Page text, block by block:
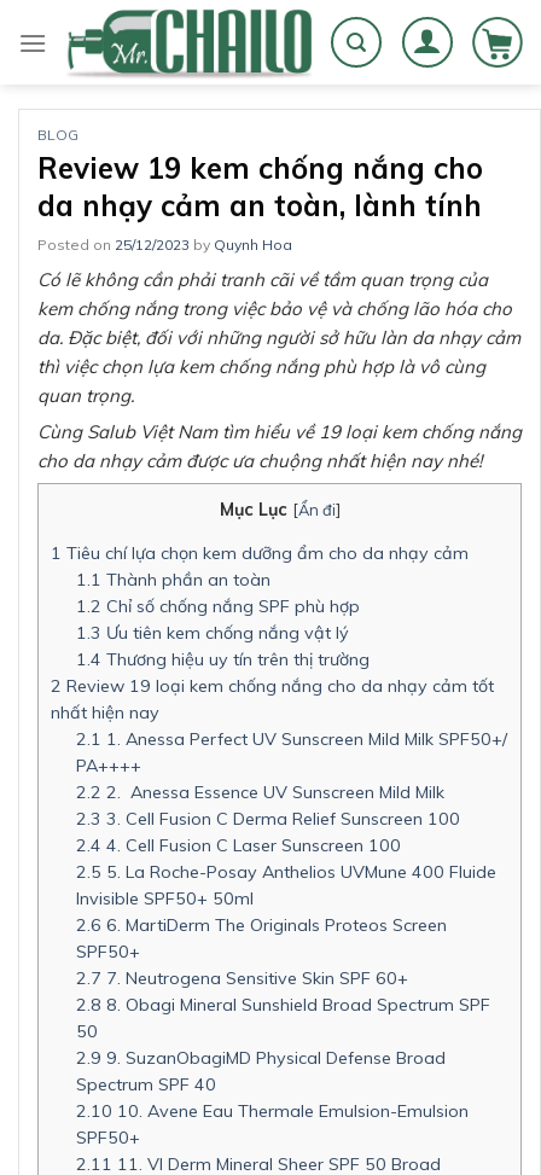
BLOG
Review 19 kem chống nắng cho
da nhạy cảm an toàn, lành tính
Posted on 25/12/2023 by Quynh Hoa
Có lẽ không cần phải tranh cãi về tầm quan trọng của
kem chống nắng trong việc bảo vệ và chống lão hóa cho
da. Đặc biệt, đối với những người sở hữu làn da nhạy cảm
thì việc chọn lựa kem chống nắng phù hợp là vô cùng
quan trọng.
Cùng Salub Việt Nam tìm hiểu về 19 loại kem chống nắng
cho da nhạy cảm được ưa chuộng nhất hiện nay nhé!
Mục Lục [Ẩn đi]
1 Tiêu chí lựa chọn kem dưỡng ẩm cho da nhạy cảm
1.1 Thành phần an toàn
1.2 Chỉ số chống nắng SPF phù hợp
1.3 Ưu tiên kem chống nắng vật lý
1.4 Thương hiệu uy tín trên thị trường
2 Review 19 loại kem chống nắng cho da nhạy cảm tốt
nhất hiện nay
2.1 1. Anessa Perfect UV Sunscreen Mild Milk SPF50+/
PA++++
2.2 2. Anessa Essence UV Sunscreen Mild Milk
2.3 3. Cell Fusion C Derma Relief Sunscreen 100
2.4 4. Cell Fusion C Laser Sunscreen 100
2.5 5. La Roche-Posay Anthelios UVMune 400 Fluide
Invisible SPF50+ 50ml
2.6 6. MartiDerm The Originals Proteos Screen
SPF50+
2.7 7. Neutrogena Sensitive Skin SPF 60+
2.8 8. Obagi Mineral Sunshield Broad Spectrum SPF
50
2.9 9. SuzanObagiMD Physical Defense Broad
Spectrum SPF 40
2.10 10. Avene Eau Thermale Emulsion-Emulsion
SPF50+
2.11 11. VI Derm Mineral Sheer SPF 50 Broad